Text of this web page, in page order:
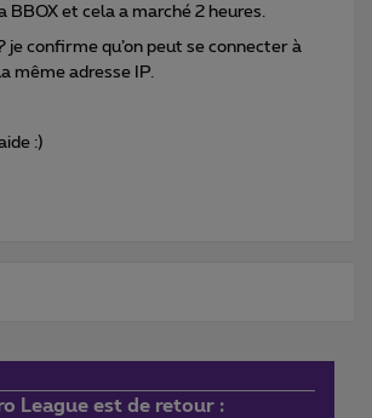
BBOX et cela a marché 2 heures.
je confirme qu’on peut se connecter à
même adresse IP.
:)
League est de retour :